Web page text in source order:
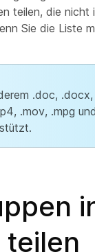
teilen, die nicht
Sie die Liste
.doc,
.mov, .mpg
teilen